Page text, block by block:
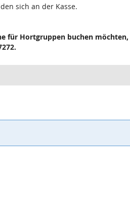
sich an der Kasse.
für Hortgruppen buchen